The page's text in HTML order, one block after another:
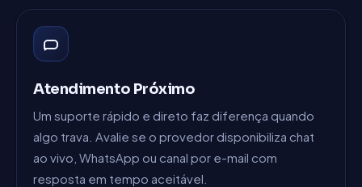
Atendimento Próximo
Um suporte rápido e direto faz diferença quando
algo trava. Avalie se o provedor disponibiliza chat
ao vivo, WhatsApp ou canal por e-mail com
resposta em tempo aceitável.